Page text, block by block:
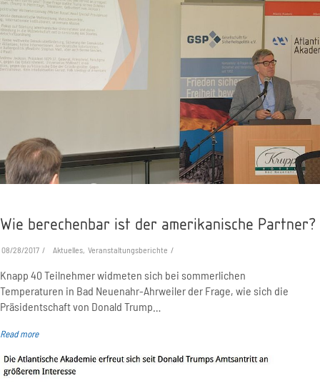
Wie berechenbar ist der amerikanische Partner?
08/28/2017 Aktuelles, Veranstaltungsberichte
Knapp 40 Teilnehmer widmeten sich bei sommerlichen
Temperaturen in Bad Neuenahr-Ahrweiler der Frage, wie sich die
Präsidentschaft von Donald Trump…
Read more